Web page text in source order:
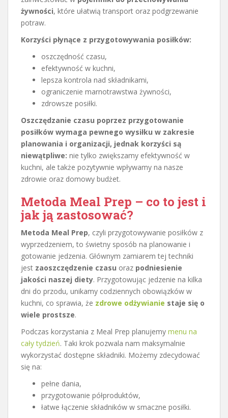
żywności, które ułatwią transport oraz podgrzewanie
potraw.
Korzyści płynące z przygotowywania posiłków:
oszczędność czasu,
efektywność w kuchni,
lepsza kontrola nad składnikami,
ograniczenie marnotrawstwa żywności,
zdrowsze posiłki.
Oszczędzanie czasu poprzez przygotowanie
posiłków wymaga pewnego wysiłku w zakresie
planowania i organizacji, jednak korzyści są
niewątpliwe: nie tylko zwiększamy efektywność w
kuchni, ale także pozytywnie wpływamy na nasze
zdrowie oraz domowy budżet.
Metoda Meal Prep – co to jest i
jak ją zastosować?
Metoda Meal Prep, czyli przygotowywanie posiłków z
wyprzedzeniem, to świetny sposób na planowanie i
gotowanie jedzenia. Głównym zamiarem tej techniki
jest zaoszczędzenie czasu oraz podniesienie
jakości naszej diety. Przygotowując jedzenie na kilka
dni do przodu, unikamy codziennych obowiązków w
kuchni, co sprawia, że zdrowe odżywianie staje się o
wiele prostsze.
Podczas korzystania z Meal Prep planujemy menu na
cały tydzień. Taki krok pozwala nam maksymalnie
wykorzystać dostępne składniki. Możemy zdecydować
się na:
pełne dania,
przygotowanie półproduktów,
łatwe łączenie składników w smaczne posiłki.